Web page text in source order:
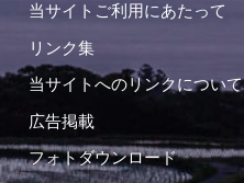
当サイトご利用にあたって
リンク集
当サイトへのリンクについて
広告掲載
フォトダウンロード